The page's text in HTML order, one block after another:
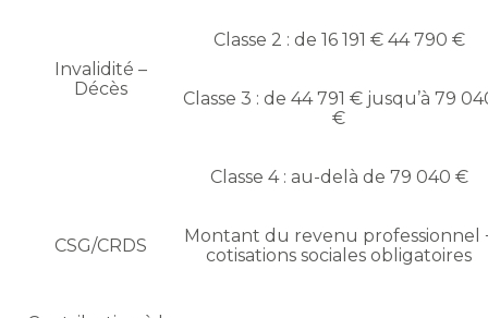
Invalidité –
Décès
Classe 2 : de 16 191 € 44 790 €
Classe 3 : de 44 791 € jusqu’à 79
€
Classe 4 : au-delà de 79 040 €
CSG/CRDS
Montant du revenu professionnel
cotisations sociales obligatoires